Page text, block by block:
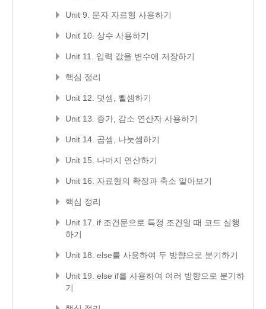
Unit 9. 문자 자료형 사용하기
Unit 10. 상수 사용하기
Unit 11. 입력 값을 변수에 저장하기
핵심 정리
Unit 12. 덧셈, 뺄셈하기
Unit 13. 증가, 감소 연산자 사용하기
Unit 14. 곱셈, 나눗셈하기
Unit 15. 나머지 연산하기
Unit 16. 자료형의 확장과 축소 알아보기
핵심 정리
Unit 17. if 조건문으로 특정 조건일 때 코드 실행
하기
Unit 18. else를 사용하여 두 방향으로 분기하기
Unit 19. else if를 사용하여 여러 방향으로 분기하
기